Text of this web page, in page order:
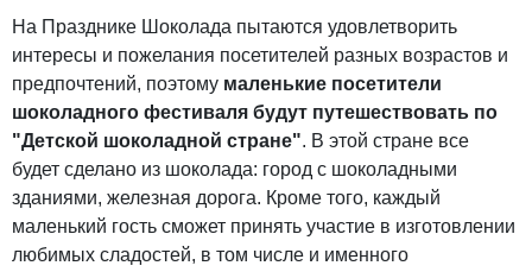
На Празднике Шоколада пытаются удовлетворить
интересы и пожелания посетителей разных возрастов и
предпочтений, поэтому маленькие посетители
шоколадного фестиваля будут путешествовать по
"Детской шоколадной стране". В этой стране все
будет сделано из шоколада: город с шоколадными
зданиями, железная дорога. Кроме того, каждый
маленький гость сможет принять участие в изготовлении
любимых сладостей, в том числе и именного